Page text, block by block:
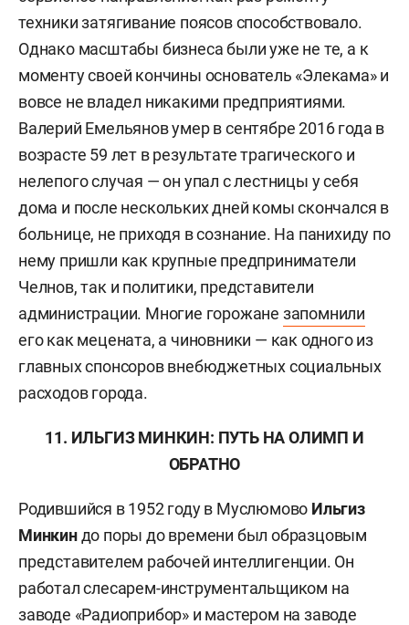
техники затягивание поясов способствовало.
Однако масштабы бизнеса были уже не те, а к
моменту своей кончины основатель «Элекама» и
вовсе не владел никакими предприятиями.
Валерий Емельянов умер в сентябре 2016 года в
возрасте 59 лет в результате трагического и
нелепого случая — он упал с лестницы у себя
дома и после нескольких дней комы скончался в
больнице, не приходя в сознание. На панихиду по
нему пришли как крупные предприниматели
Челнов, так и политики, представители
администрации. Многие горожане запомнили
его как мецената, а чиновники — как одного из
главных спонсоров внебюджетных социальных
расходов города.
11. ИЛЬГИЗ МИНКИН: ПУТЬ НА ОЛИМП И
ОБРАТНО
Родившийся в 1952 году в Муслюмово Ильгиз
Минкиндо поры до времени был образцовым
представителем рабочей интеллигенции. Он
работал слесарем-инструментальщиком на
заводе «Радиоприбор» и мастером на заводе